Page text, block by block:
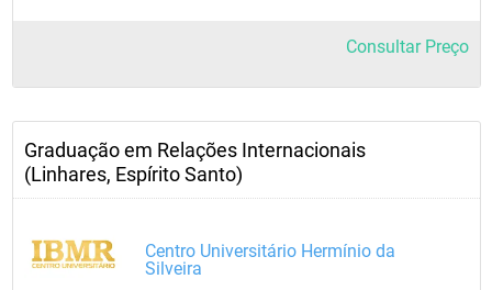
Consultar Preço
Graduação em Relações Internacionais
(Linhares, Espírito Santo)
Centro Universitário Hermínio da
Silveira